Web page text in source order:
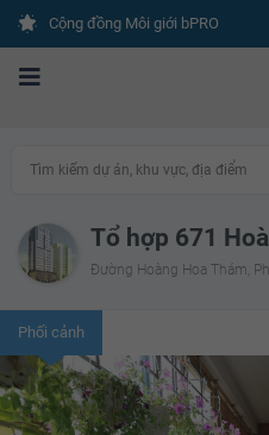
Cộng đồng Môi giới bPRO
Tìm kiếm dự án, khu vực, địa điểm
Tổ hợp 671
Đường Hoàng Hoa Thám,
Phối cảnh